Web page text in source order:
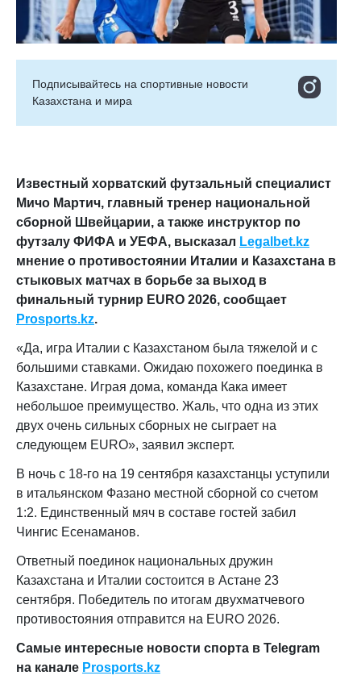
Подписывайтесь на cпортивные новости
Казахстана и мира
Известный хорватский футзальный специалист
Мичо Мартич, главный тренер национальной
сборной Швейцарии, а также инструктор по
футзалу ФИФА и УЕФА, высказал Legalbet.kz
мнение о противостоянии Италии и Казахстана в
стыковых матчах в борьбе за выход в
финальный турнир EURO 2026, сообщает
Prosports.kz.
«Да, игра Италии с Казахстаном была тяжелой и с
большими ставками. Ожидаю похожего поединка в
Казахстане. Играя дома, команда Кака имеет
небольшое преимущество. Жаль, что одна из этих
двух очень сильных сборных не сыграет на
следующем EURO», заявил эксперт.
В ночь с 18-го на 19 сентября казахстанцы уступили
в итальянском Фазано местной сборной со счетом
1:2. Единственный мяч в составе гостей забил
Чингис Есенаманов.
Ответный поединок национальных дружин
Казахстана и Италии состоится в Астане 23
сентября. Победитель по итогам двухматчевого
противостояния отправится на EURO 2026.
Самые интересные новости спорта в Telegram
на канале Prosports.kz